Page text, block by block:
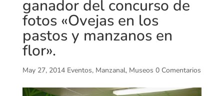
ganador del concurso de
fotos «Ovejas en los
pastos y manzanos en
flor».
May 27, 2014 Eventos, Manzanal, Museos 0 Comentarios